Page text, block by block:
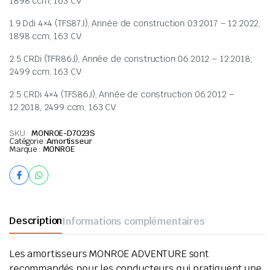
1.9 Ddi 4×4 (TFS87J), Année de construction 03.2017 – 12.2022,
1898 ccm, 163 CV
2.5 CRDi (TFR86J), Année de construction 06.2012 – 12.2018,
2499 ccm, 163 CV
2.5 CRDi 4×4 (TFS86J), Année de construction 06.2012 –
12.2018, 2499 ccm, 163 CV
SKU: MONROE-D7023S
Catégorie :Amortisseur
Marque : MONROE
DescriptionInformations complémentaires
Les amortisseurs MONROE ADVENTURE sont